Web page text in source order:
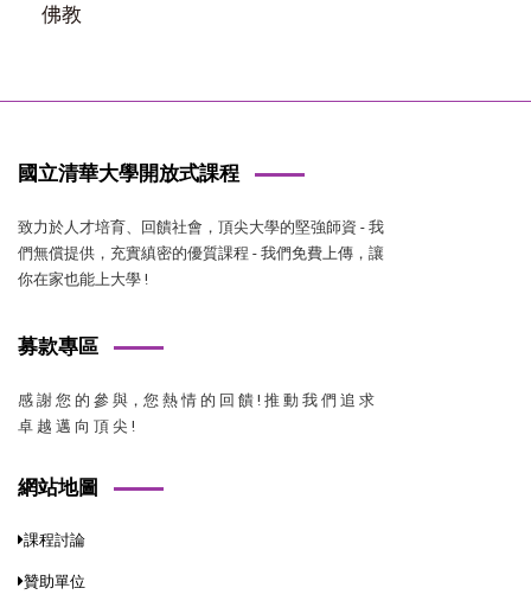
佛教
國立清華大學開放式課程
致力於人才培育、回饋社會，頂尖大學的堅強師資 - 我
們無償提供，充實縝密的優質課程 - 我們免費上傳，讓
你在家也能上大學 !
募款專區
感 謝 您 的 參 與，您 熱 情 的 回 饋 ! 推 動 我 們 追 求
卓 越 邁 向 頂 尖 !
網站地圖
課程討論
贊助單位